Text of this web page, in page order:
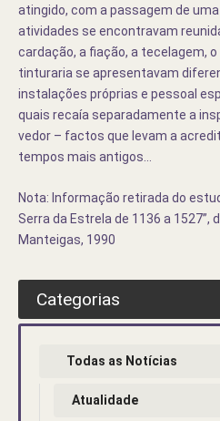
atingido, com a passagem de
atividades se encontravam
cardação, a fiação, a tecelagem,
tinturaria se apresentavam
instalações próprias e pessoal
quais recaía separadamente a
vedor – factos que levam a
tempos mais antigos…
Nota: Informação retirada do
Serra da Estrela de 1136 a 1527”,
Manteigas, 1990
Categorias
Todas as Notícias
Atualidade